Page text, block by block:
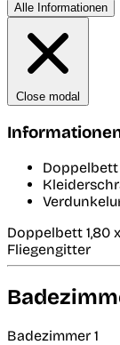
Alle Informationen
Close modal
Doppelbett
Doppelbett 1,80
Fliegengitter
Badezimmer 1